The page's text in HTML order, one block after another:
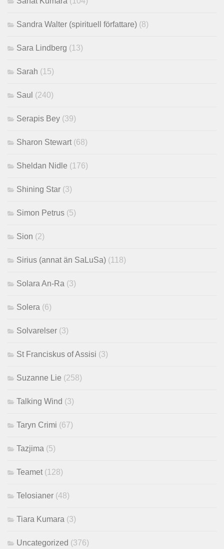
Sandra Walter (spirituell författare) (8)
Sara Lindberg (13)
Sarah (15)
Saul (240)
Serapis Bey (39)
Sharon Stewart (68)
Sheldan Nidle (176)
Shining Star (3)
Simon Petrus (5)
Sion (2)
Sirius (annat än SaLuSa) (118)
Solara An-Ra (3)
Solera (6)
Solvarelser (3)
St Franciskus of Assisi (3)
Suzanne Lie (258)
Talking Wind (3)
Taryn Crimi (67)
Tazjima (5)
Teamet (128)
Telosianer (48)
Tiara Kumara (3)
Uncategorized (376)